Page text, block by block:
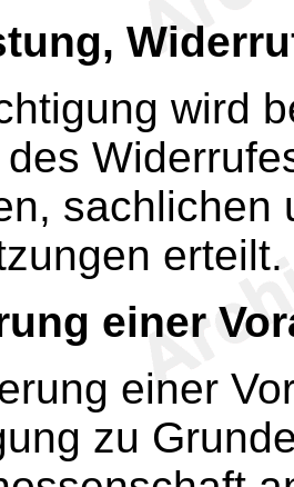
wird
sachlichen
erteilt.
einer
einer
zu